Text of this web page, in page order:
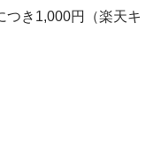
つき1,000円（楽天キ